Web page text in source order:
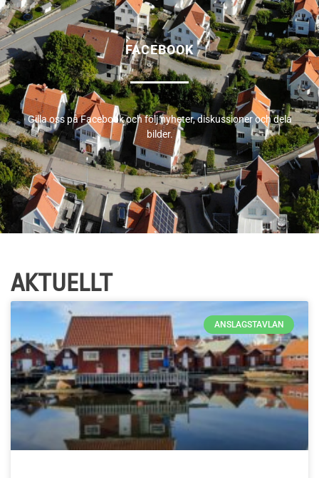
FACEBOOK
Gilla oss på Facebook och följ nyheter, diskussioner och dela
bilder.
AKTUELLT
ANSLAGSTAVLAN